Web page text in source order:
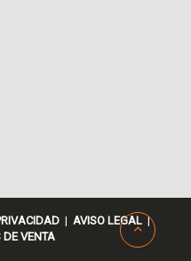
| AVISO LEGAL |
DE VENTA